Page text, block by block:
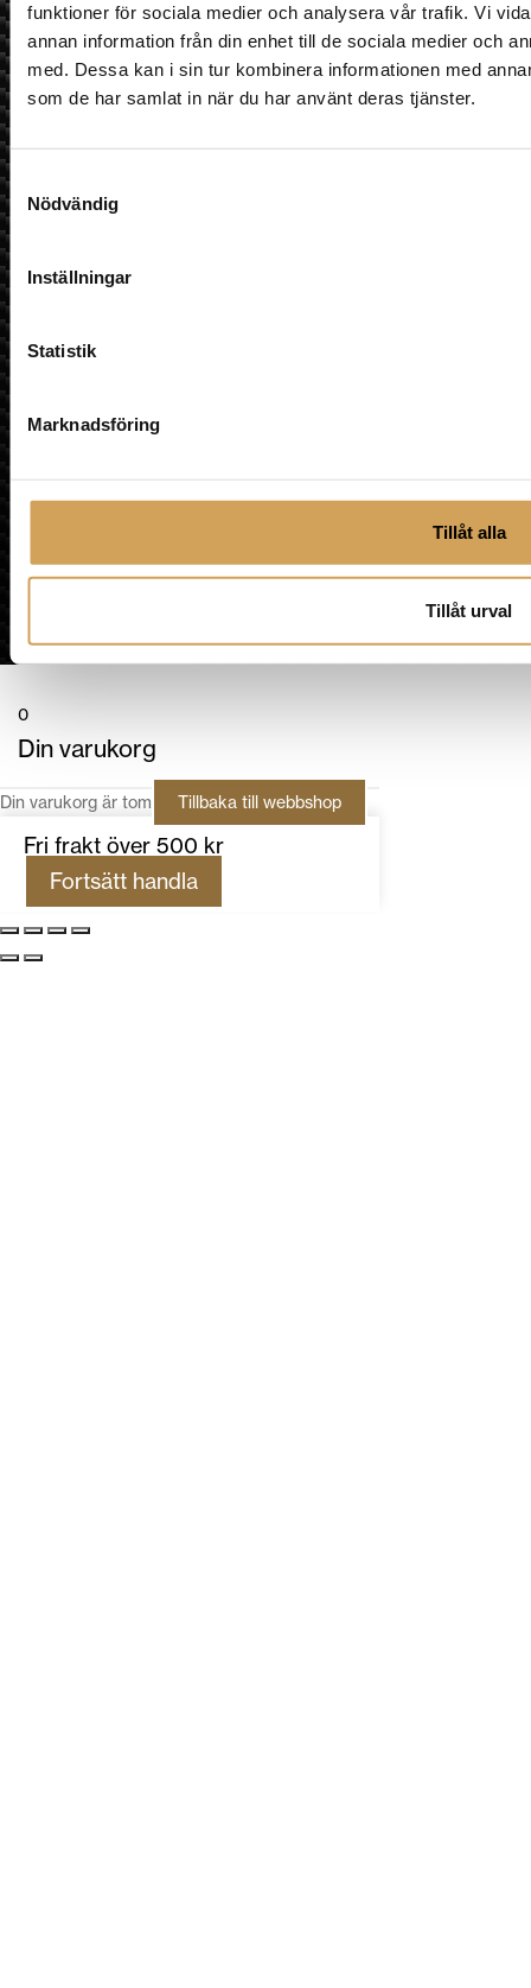
funktioner för sociala medier och analysera vår trafik. Vi
annan information från din enhet till de sociala medier och
med. Dessa kan i sin tur kombinera informationen med
som de har samlat in när du har använt deras tjänster.
Samtyckesval
Nödvändig
Inställningar
Statistik
Marknadsföring
Tillåt alla
Tillåt urval
Prenumerera på nyhetsbrev
0
Din varukorg
Din varukorg är tom Tillbaka till webbshop
Fri frakt över 500 kr
Fortsätt handla